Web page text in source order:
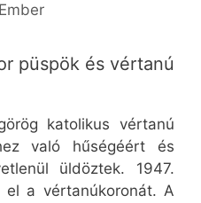
püspök és vértanú
katolikus vértanú
való hűségéért és
üldöztek. 1947.
el a vértanúkoronát. A